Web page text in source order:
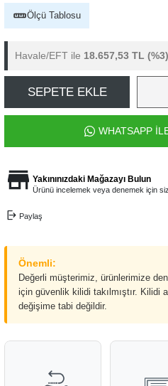
Ölçü Tablosu
Havale/EFT ile 18.657,53 TL (%3)
SEPETE EKLE
WHATSAPP
Yakınınızdaki Mağazayı Bulun
Ürünü incelemek veya denemek için
Paylaş
Önemli:
Değerli müşterimiz, ürünlerimize
için güvenlik kilidi takılmıştır. Kilidi
değişime tabi değildir.